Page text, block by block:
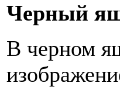
Черный
В черном